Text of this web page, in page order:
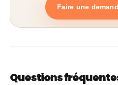
Faire une
Questions